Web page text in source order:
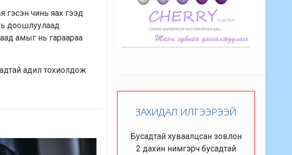
гэсэн чинь яах гээд
доошлуулаад
амыг нь гараараа
адил тохиолдож
ЗАХИДАЛ ИЛГЭЭРЭЭЙ
Бусадтай хуваалцсан зовлон
2 дахин нимгэрч бусадтай